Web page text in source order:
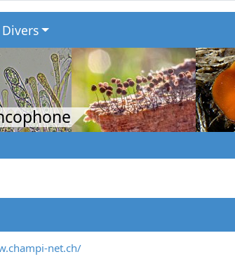
Divers
net.ch/